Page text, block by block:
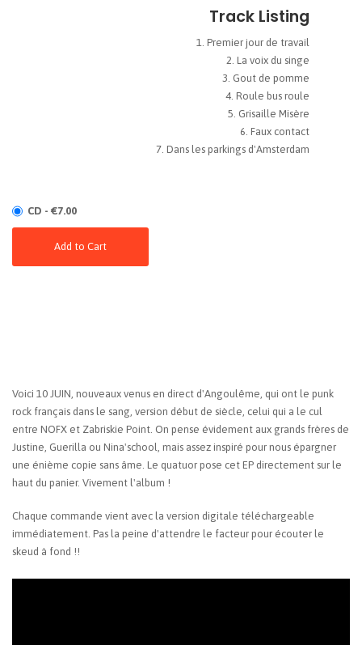
Track Listing
Premier jour de travail
La voix du singe
Gout de pomme
Roule bus roule
Grisaille Misère
Faux contact
Dans les parkings d'Amsterdam
CD - €7.00
Add to Cart
Voici 10 JUIN, nouveaux venus en direct d'Angoulême, qui ont le punk
rock français dans le sang, version début de siècle, celui qui a le cul
entre NOFX et Zabriskie Point. On pense évidement aux grands frères de
Justine, Guerilla ou Nina'school, mais assez inspiré pour nous épargner
une énième copie sans âme. Le quatuor pose cet EP directement sur le
haut du panier. Vivement l'album !
Chaque commande vient avec la version digitale téléchargeable
immédiatement. Pas la peine d'attendre le facteur pour écouter le
skeud à fond !!